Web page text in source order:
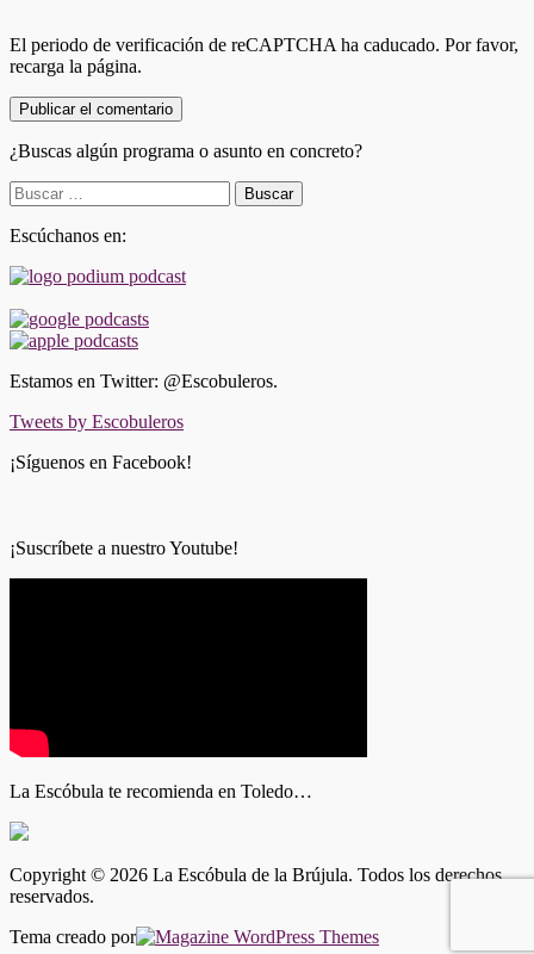
El periodo de verificación de reCAPTCHA ha caducado. Por favor,
recarga la página.
¿Buscas algún programa o asunto en concreto?
Buscar:
Escúchanos en:
Estamos en Twitter: @Escobuleros.
Tweets by Escobuleros
¡Síguenos en Facebook!
¡Suscríbete a nuestro Youtube!
La Escóbula te recomienda en Toledo…
Copyright © 2026 La Escóbula de la Brújula. Todos los derechos
reservados.
Tema creado por